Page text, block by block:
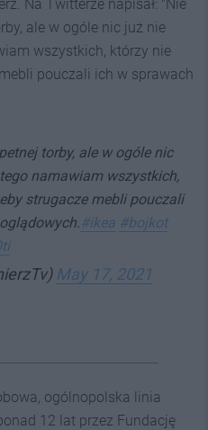
Na Twitterze napisał: "Nie
ale w ogóle nic już nie
wszystkich, którzy nie
pouczali ich w sprawach
torby, ale w ogóle nic
namawiam wszystkich,
strugacze mebli pouczali
#ikea #bojkot
May 17, 2021
ogólnopolska linia
12 lat przez Fundację